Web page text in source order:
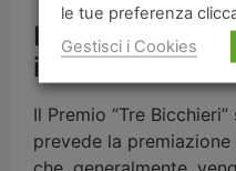
I vini liguri che
il premio “I Tre
Il Premio “Tre
prevede la
le tue preferenza
Gestisci i Cookies